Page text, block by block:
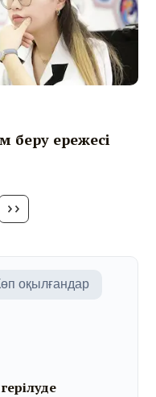
беру ережесі
оқылғандар